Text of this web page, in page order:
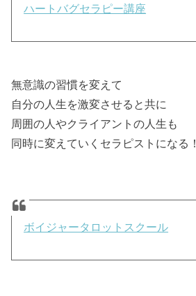
ハートバグセラピー講座
無意識の習慣を変えて
自分の人生を激変させると共に
周囲の人やクライアントの人生も
同時に変えていくセラピストになる！
ボイジャータロットスクール